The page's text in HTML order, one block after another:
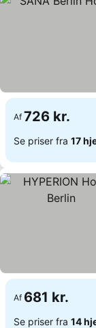
Af 726 kr.
Se priser fra 17
Af 681 kr.
Se priser fra 14